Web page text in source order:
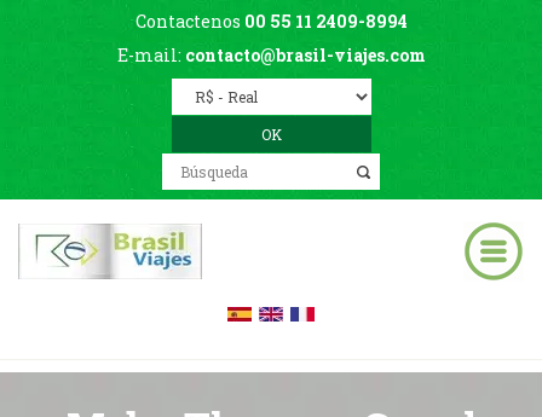
Contactenos 00 55 11 2409-8994
E-mail: contacto@brasil-viajes.com